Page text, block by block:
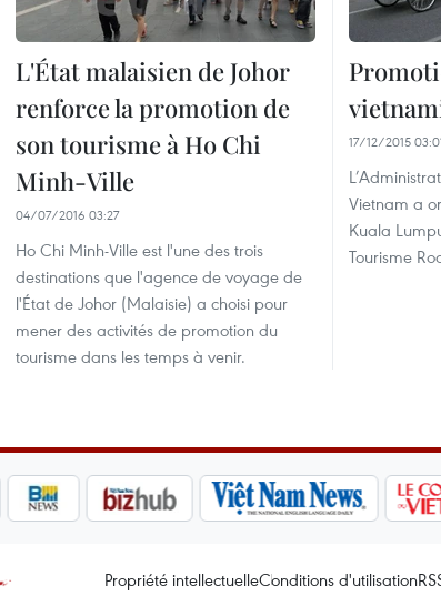
L'État malaisien de Johor
renforce la promotion de
son tourisme à Ho Chi
Minh-Ville
04/07/2016 03:27
Ho Chi Minh-Ville est l'une des trois
destinations que l'agence de voyage de
l'État de Johor (Malaisie) a choisi pour
mener des activités de promotion du
tourisme dans les temps à venir.
17/12/2015
Vietnam a
Kuala
Tourisme
Propriété intellectuelleConditions d'utilisation